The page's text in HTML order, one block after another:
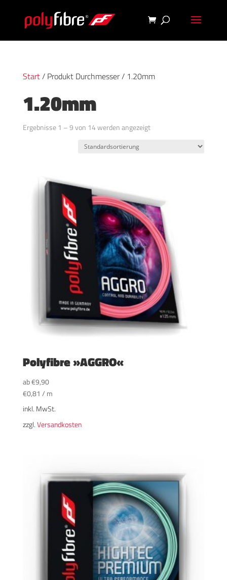
Start/ Produkt Durchmesser / 1.20mm
1.20mm
Ergebnisse 1 – 9 von 14 werden angezeigt
Polyfibre »AGGRO«
ab€9,90
€0,81 / m
inkl. MwSt.
zzgl.Versandkosten